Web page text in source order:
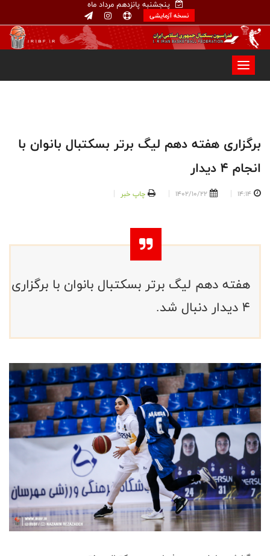
پنجشنبه پانزدهم مرداد ماه
نسخه آزمایشی
برگزاری هفته دهم لیگ برتر بسکتبال بانوان با
انجام ۴ دیدار
14:14
1402/10/22 چاپ خبر
هفته دهم لیگ برتر بسکتبال بانوان با برگزاری
۴ دیدار دنبال شد.